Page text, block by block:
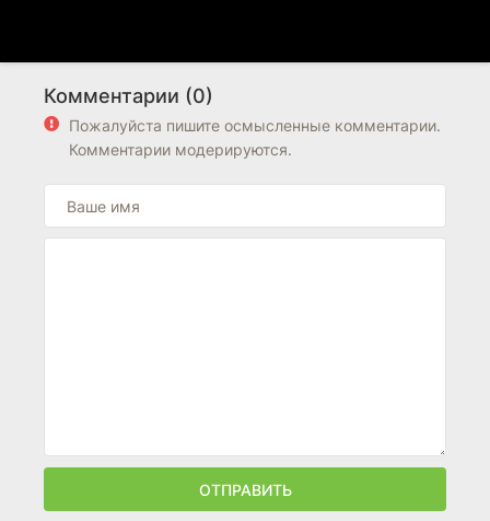
Комментарии (0)
Пожалуйста пишите осмысленные комментарии.
Комментарии модерируются.
ОТПРАВИТЬ